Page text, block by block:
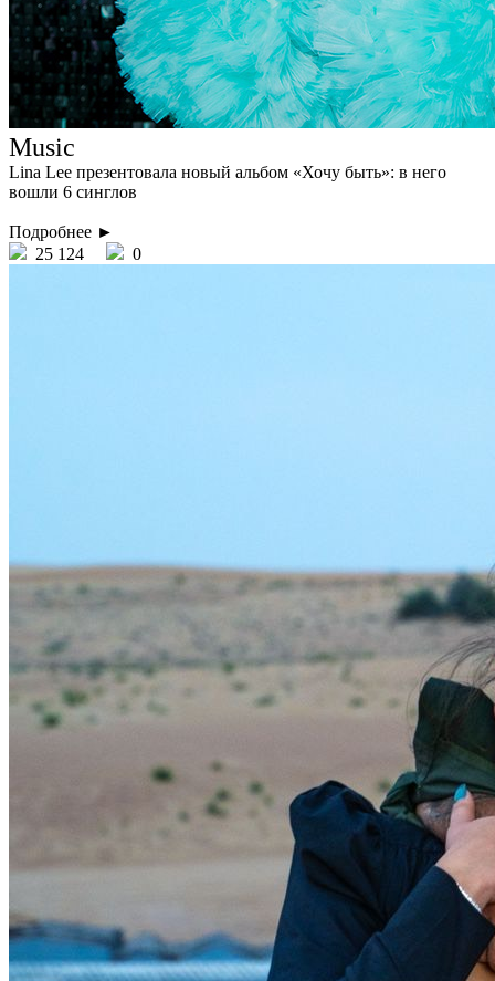
Music
Lina Lee презентовала новый альбом «Хочу быть»: в него
вошли 6 синглов
Подробнее ►
25 124
0